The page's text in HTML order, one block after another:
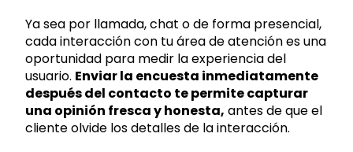
Ya sea por llamada, chat o de forma presencial,
cada interacción con tu área de atención es una
oportunidad para medir la experiencia del
usuario. Enviar la encuesta inmediatamente
después del contacto te permite capturar
una opinión fresca y honesta, antes de que el
cliente olvide los detalles de la interacción.